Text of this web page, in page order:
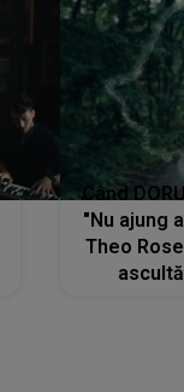
Când
"Nu ajung
Theo